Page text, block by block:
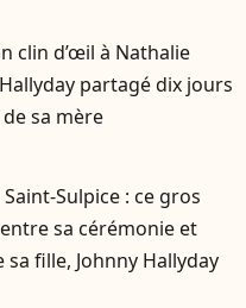
clin d’œil à Nathalie
partagé dix jours
sa mère
Sulpice : ce gros
sa cérémonie et
fille, Johnny Hallyday